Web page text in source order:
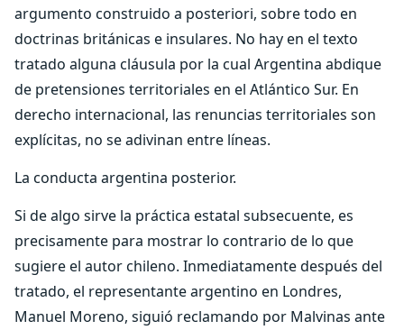
argumento construido a posteriori, sobre todo en
doctrinas británicas e insulares. No hay en el texto
tratado alguna cláusula por la cual Argentina abdique
de pretensiones territoriales en el Atlántico Sur. En
derecho internacional, las renuncias territoriales son
explícitas, no se adivinan entre líneas.
La conducta argentina posterior.
Si de algo sirve la práctica estatal subsecuente, es
precisamente para mostrar lo contrario de lo que
sugiere el autor chileno. Inmediatamente después del
tratado, el representante argentino en Londres,
Manuel Moreno, siguió reclamando por Malvinas ante